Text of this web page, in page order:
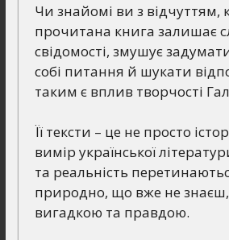
Чи знайомі ви з відчуттям,
прочитана книга залишає
свідомості, змушує
собі питання й шукати
таким є вплив творчості
Її тексти – це не просто
вимір української
та реальність
природно, що вже не
вигадкою та правдою.